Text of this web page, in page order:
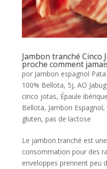
Jambon tranché Cinco
proche comment
por Jambon espagnol
100% Bellota, 5j, AO
cinco jotas, Épaule
Bellota, Jambon Espagnol,
gluten, pas de lactose
Le jambon tranché est
consommation pour des
enveloppes prennent peu